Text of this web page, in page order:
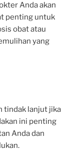
Anda akan
penting untuk
obat atau
yang
tindak lanjut jika
ini penting
Anda dan